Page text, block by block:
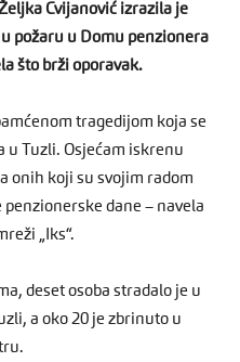
Cvijanović izrazila je
požaru u Domu penzionera
što brži oporavak.
tragedijom koja se
u Tuzli. Osjećam iskrenu
onih koji su svojim radom
dane – navela
„Iks“.
deset osoba stradalo je u
a oko 20 je zbrinuto u